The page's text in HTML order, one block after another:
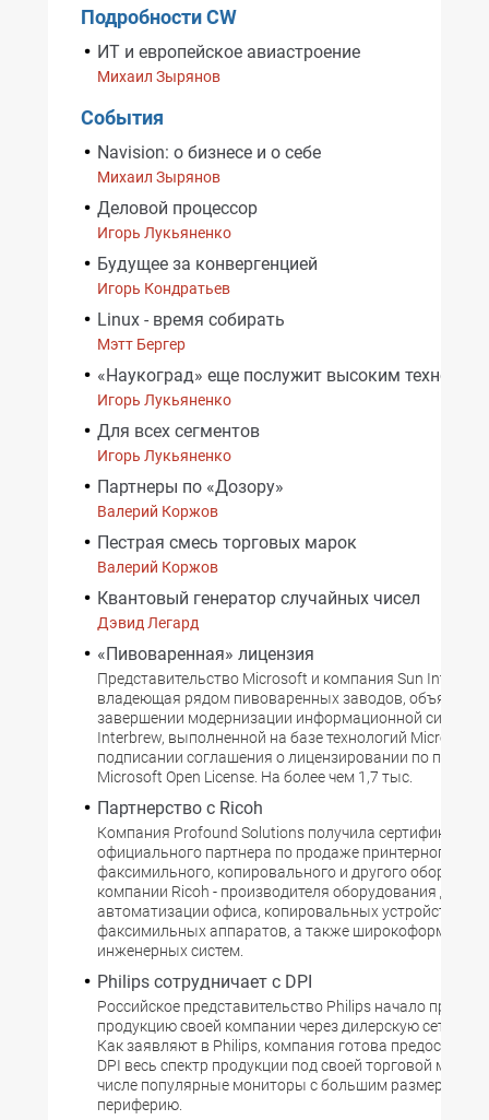
Подробности CW
ИТ и европейское авиастроение
Михаил Зырянов
События
Navision: о бизнесе и о себе
Михаил Зырянов
Деловой процессор
Игорь Лукьяненко
Будущее за конвергенцией
Игорь Кондратьев
Linux - время собирать
Мэтт Бергер
«Наукоград» еще послужит высоким
Игорь Лукьяненко
Для всех сегментов
Игорь Лукьяненко
Партнеры по «Дозору»
Валерий Коржов
Пестрая смесь торговых марок
Валерий Коржов
Квантовый генератор случайных чисел
Дэвид Легард
«Пивоваренная» лицензия
Представительство Microsoft и компания Sun
владеющая рядом пивоваренных заводов, объявили
завершении модернизации информационной системы
Interbrew, выполненной на базе технологий Microsoft,
подписании соглашения о лицензировании по
Microsoft Open License. На более чем 1,7 тыс.
Партнерство с Ricoh
Компания Profound Solutions получила сертификат
официального партнера по продаже принтерного,
факсимильного, копировального и другого
компании Ricoh - производителя оборудования для
автоматизации офиса, копировальных устройств,
факсимильных аппаратов, а также
инженерных систем.
Philips сотрудничает с DPI
Российское представительство Philips начало
продукцию своей компании через дилерскую сеть DPI
Как заявляют в Philips, компания готова
DPI весь спектр продукции под своей торговой
числе популярные мониторы с большим размером
периферию.